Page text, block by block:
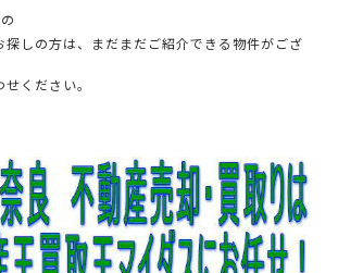
探しの方は、まだまだご紹介できる物件がござ
ください。